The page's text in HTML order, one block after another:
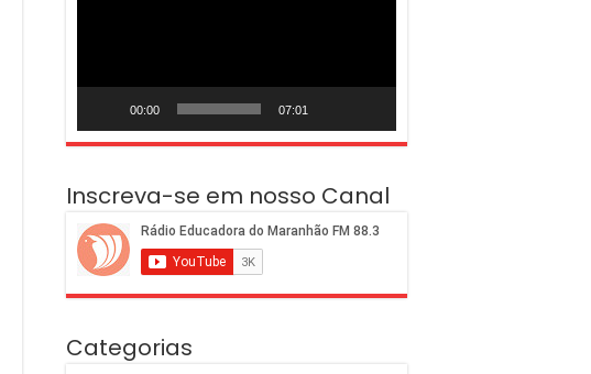
00:00 07:01
Inscreva-se em nosso Canal
Categorias